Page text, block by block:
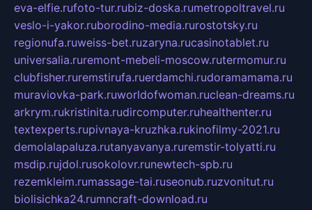
eva-elfie.rufoto-tur.rubiz-doska.rumetropoltravel.ru
veslo-i-yakor.ruborodino-media.rurostotsky.ru
regionufa.ruweiss-bet.ruzaryna.rucasinotablet.ru
universalia.ruremont-mebeli-moscow.rutermomur.ru
clubfisher.ruremstirufa.ruerdamchi.rudoramamama.ru
muraviovka-park.ruworldofwoman.ruclean-dreams.ru
arkrym.rukristinita.rudircomputer.ruhealthenter.ru
textexperts.rupivnaya-kruzhka.rukinofilmy-2021.ru
demolalapaluza.rutanyavanya.ruremstir-tolyatti.ru
msdip.rujdol.rusokolovr.runewtech-spb.ru
rezemkleim.rumassage-tai.ruseonub.ruzvonitut.ru
biolisichka24.rumncraft-download.ru